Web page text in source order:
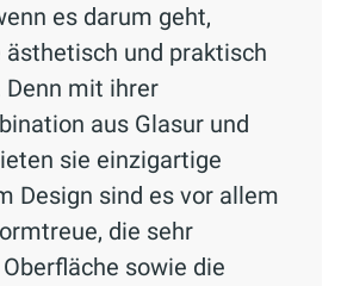
es darum geht,
ästhetisch und praktisch
mit ihrer
aus Glasur und
sie einzigartige
Design sind es vor allem
die sehr
sowie die